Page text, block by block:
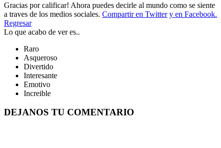
Gracias por calificar! Ahora puedes decirle al mundo como se siente
a traves de los medios sociales. Compartir en Twitter y en Facebook.
Regresar
Lo que acabo de ver es..
Raro
Asqueroso
Divertido
Interesante
Emotivo
Increible
DEJANOS TU COMENTARIO